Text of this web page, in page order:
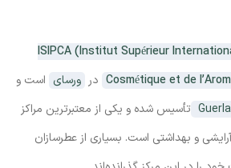
ISIPCA (Institut Supérieur
Cosmétique et de در ورسای است و
تأسیس شده و یکی از معتبرترین مراکز
و بهداشتی است. بسیاری از عطرسازان